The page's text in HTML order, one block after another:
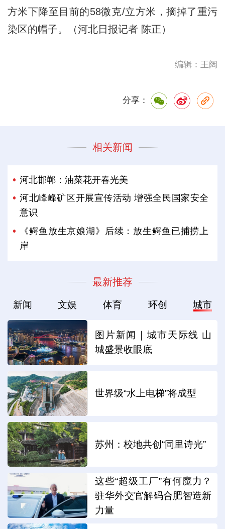
方米下降至目前的58微克/立方米，摘掉了重污
染区的帽子。（河北日报记者 陈正）
编辑：王阔
分享：
相关新闻
河北邯郸：油菜花开春光美
河北峰峰矿区开展宣传活动 增强全民国家安全
意识
《鳄鱼放生京娘湖》后续：放生鳄鱼已捕捞上
岸
最新推荐
新闻 文娱 体育 环创 城市
图片新闻｜城市天际线 山
城盛景收眼底
世界级“水上电梯”将成型
苏州：校地共创“同里诗光”
这些“超级工厂”有何魔力？
驻华外交官解码合肥智造新
力量